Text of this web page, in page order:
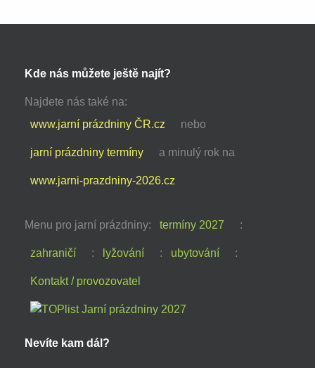
Kde nás můžete ještě najít?
Najdete nás také na:
www.jarní prázdniny ČR.cz
nebo
jarní prázdniny termíny a minulý rok na
www.jarni-prazdniny-2026.cz
Menu pro jarní prázdniny: termíny 2027 :
zahraničí : lyžování : ubytování :
Kontakt / provozovatel
Nevíte kam dál?